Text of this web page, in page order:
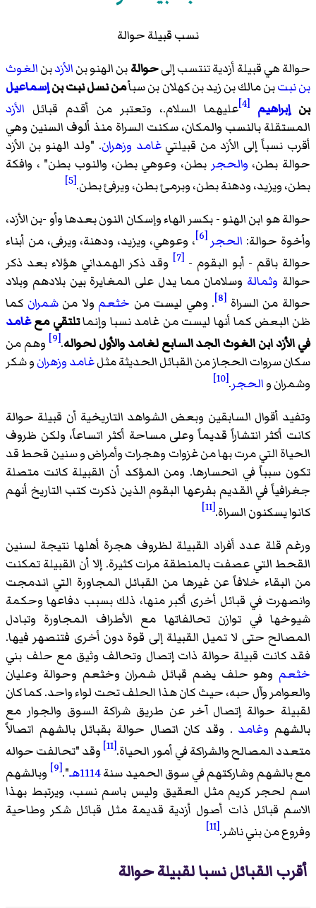
نسب قبيلة حوالة
حوالة هي قبيلة أزدية تنتسب إلىحوالةبن الهنو بنالأزدبنالغوث
بن نبتبن مالك بن زيد بن كهلان بن سبأمن نسل نبت بنإسماعيل
بنإبراهيم [4] عليهما السلام.، وتعتبر من أقدم قبائل الأزد
المستقلة بالنسب والمكان، سكنت السراة منذ ألوف السنين وهي
أقرب نسباً إلى الأزد من قبيلتيغامد وزهران. "ولد الهنو بن الأزد
حوالة بطن، والحجر بطن، وعوهي بطن، والنوب بطن" ، وافكة
بطن، ويزيد، ودهنة بطن، وبرمئ بطن، ويرفئ بطن.[5]
حوالة هو ابن الهنو - بكسر الهاء وإسكان النون بعدها وأو -بن الأزد،
وأخوة حوالة: الحجر [6]
، وعوهي، ويزيد، ودهنة، ويرفى، من أبناء
حوالة باقم - أبو البقوم - [7]
وقد ذكر الهمداني هؤلاء بعد ذكر
حوالة وثمالة وسلامان مما يدل على المغايرة بين بلادهم وبلاد
حوالة من السراة [8] . وهي ليست من خثعم ولا منشمران كما
ظن البعض كما أنها ليست من غامد نسبا وإنماتلتقي معغامد
في الأزد ابن الغوث الجد السابع لغامد والأول لحواله.
[9]
وهم من
سكان سروات الحجاز من القبائل الحديثة مثلغامدوزهرانو شكر
وشمران والحجر.
[10]
وتفيد أقوال السابقين وبعض الشواهد التاريخية أن قبيلة حوالة
كانت أكثر انتشاراً قديماً وعلى مساحة أكثر اتساعاً، ولكن ظروف
الحياة التي مرت بها من غزوات وهجرات وأمراض و سنين قحط قد
تكون سبباً في انحسارها. ومن المؤكد أن القبيلة كانت متصلة
جغرافياً في القديم بفرعها البقوم الذين ذكرت كتب التاريخ أنهم
كانوا يسكنون السراة.[11]
ورغم قلة عدد أفراد القبيلة لظروف هجرة أهلها نتيجة لسنين
القحط التي عصفت بالمنطقة مرات كثيرة. إلا أن القبيلة تمكنت
من البقاء خلافاً عن غيرها من القبائل المجاورة التي اندمجت
وانصهرت في قبائل أخرى أكبر منها، ذلك بسبب دفاعها وحكمة
شيوخها في توازن تحالفاتها مع الأطراف المجاورة وتبادل
المصالح حتى لا تميل القبيلة إلى قوة دون أخرى فتنصهر فيها.
فقد كانت قبيلة حوالة ذات إتصال وتحالف وثيق مع حلف بني
خثعم وهو حلف يضم قبائل شمران وخثعم وحوالة وعليان
والعوامر وآل حبه، حيث كان هذا الحلف تحت لواء واحد. كما كان
لقبيلة حوالة إتصال آخر عن طريق شراكة السوق والجوار مع
بالشهم وغامد . وقد كان اتصال حوالة بقبائل بالشهم اتصالاً
متعدد المصالح والشراكة في أمور الحياة.[11]
وقد "تحالفت حواله
مع بالشهم وشاركتهم في سوق الحميد سنة1114هـ ".
[9]
وبالشهم
اسم لحجر كريم مثل العقيق وليس باسم نسب، ويرتبط بهذا
الاسم قبائل ذات أصول أزدية قديمة مثل قبائل شكر وطاحية
وفروع من بني ناشر.[11]
أقرب القبائل نسبا لقبيلة حوالة